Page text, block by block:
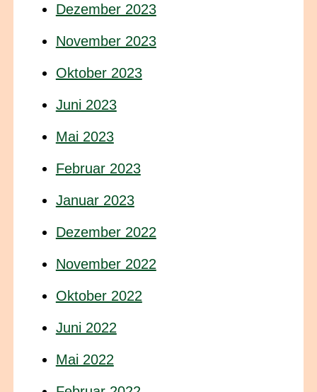
Dezember 2023
November 2023
Oktober 2023
Juni 2023
Mai 2023
Februar 2023
Januar 2023
Dezember 2022
November 2022
Oktober 2022
Juni 2022
Mai 2022